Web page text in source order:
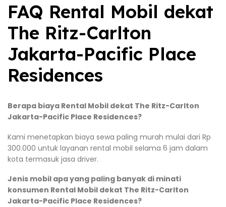
FAQ Rental Mobil dekat
The Ritz-Carlton
Jakarta-Pacific Place
Residences
Berapa biaya Rental Mobil dekat The Ritz-Carlton
Jakarta-Pacific Place Residences?
Kami menetapkan biaya sewa paling murah mulai dari Rp
300.000 untuk layanan rental mobil selama 6 jam dalam
kota termasuk jasa driver.
Jenis mobil apa yang paling banyak di minati
konsumen Rental Mobil dekat The Ritz-Carlton
Jakarta-Pacific Place Residences?